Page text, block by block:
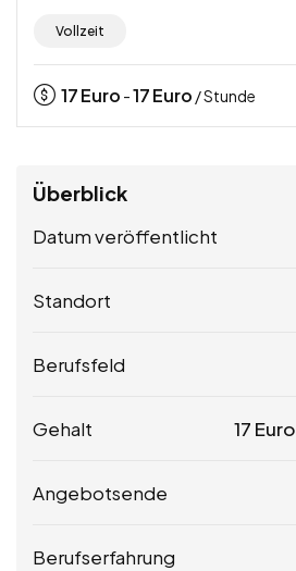
Vollzeit
17Euro -17Euro / Stunde
Überblick
Datum veröffentlicht
Standort
Berufsfeld
Gehalt 17 Euro
Angebotsende
Berufserfahrung